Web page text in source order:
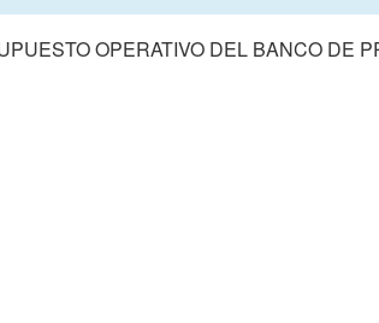
OPERATIVO DEL BANCO DE